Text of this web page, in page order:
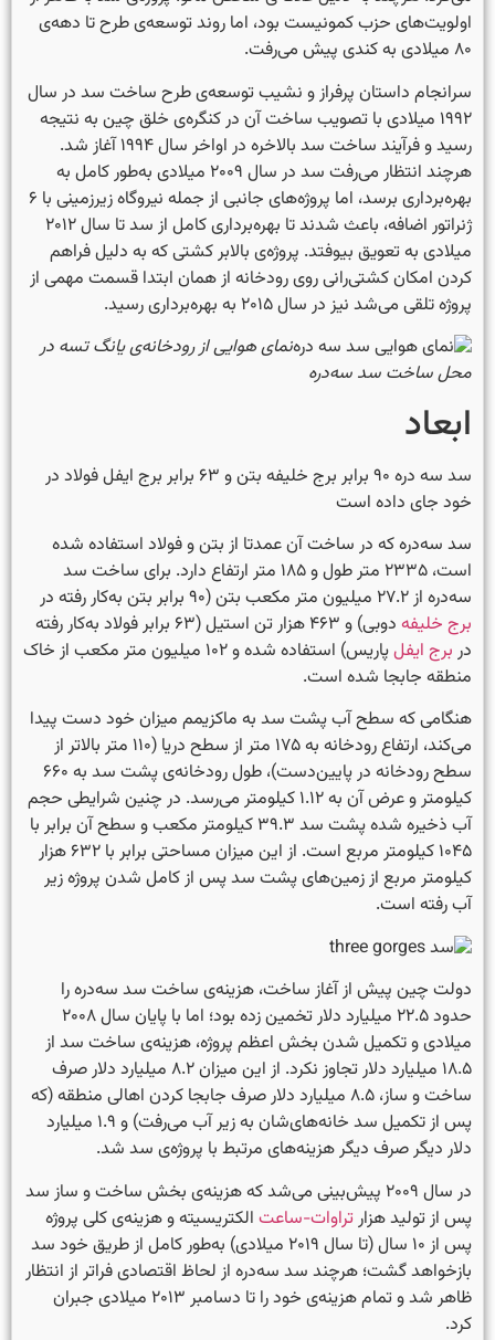
اولویت‌های حزب کمونیست بود، اما روند توسعه‌ی طرح تا دهه‌ی
۸۰ میلادی به کندی پیش می‌رفت.
سرانجام داستان پرفراز و نشیب توسعه‌ی طرح ساخت سد در سال
۱۹۹۲ میلادی با تصویب ساخت آن در کنگره‌ی خلق چین به نتیجه
رسید و فرآیند ساخت سد بالاخره در اواخر سال ۱۹۹۴ آغاز شد.
هرچند انتظار می‌رفت سد در سال ۲۰۰۹ میلادی به‌طور کامل به
بهره‌برداری برسد، اما پروژه‌های جانبی از جمله نیروگاه زیرزمینی با ۶
ژنراتور اضافه، باعث شدند تا بهره‌برداری کامل از سد تا سال ۲۰۱۲
میلادی به تعویق بیوفتد. پروژه‌ی بالابر کشتی که به دلیل فراهم
کردن امکان کشتی‌رانی روی رودخانه از همان ابتدا قسمت مهمی از
پروژه تلقی می‌شد نیز در سال ۲۰۱۵ به بهره‌برداری رسید.
نمای هوایی از رودخانه‌ی یانگ تسه در
محل ساخت سد سه‌دره
ابعاد
سد سه دره ۹۰ برابر برج خلیفه بتن و ۶۳ برابر برج ایفل فولاد در
خود جای داده است
سد سه‌دره که در ساخت آن عمدتا از بتن و فولاد استفاده شده
است، ۲۳۳۵ متر طول و ۱۸۵ متر ارتفاع دارد. برای ساخت سد
سه‌دره از ۲۷.۲ میلیون متر مکعب بتن (۹۰ برابر بتن به‌کار رفته در
برج خلیفه
دوبی) و ۴۶۳ هزار تن استیل (۶۳ برابر فولاد به‌کار رفته
در برج ایفل
پاریس) استفاده شده و ۱۰۲ میلیون متر مکعب از خاک
منطقه جابجا شده است.
هنگامی که سطح آب پشت سد به ماکزیمم میزان خود دست پیدا
می‌کند، ارتفاع رودخانه به ۱۷۵ متر از سطح دریا (۱۱۰ متر بالاتر از
سطح رودخانه در پایین‌دست)، طول رودخانه‌ی پشت سد به ۶۶۰
کیلومتر و عرض آن به ۱.۱۲ کیلومتر می‌رسد. در چنین شرایطی حجم
آب ذخیره شده پشت سد ۳۹.۳ کیلومتر مکعب و سطح آن برابر با
۱۰۴۵ کیلومتر مربع است. از این میزان مساحتی برابر با ۶۳۲ هزار
کیلومتر مربع از زمین‌های پشت سد پس از کامل شدن پروژه زیر
آب رفته است.
دولت چین پیش از آغاز ساخت، هزینه‌ی ساخت سد سه‌دره را
حدود ۲۲.۵ میلیارد دلار تخمین زده بود؛ اما با پایان سال ۲۰۰۸
میلادی و تکمیل شدن بخش اعظم پروژه، هزینه‌ی ساخت سد از
۱۸.۵ میلیارد دلار تجاوز نکرد. از این میزان ۸.۲ میلیارد دلار صرف
ساخت و ساز، ۸.۵ میلیارد دلار صرف جابجا کردن اهالی منطقه (که
پس از تکمیل سد خانه‌های‌شان به زیر آب می‌رفت) و ۱.۹ میلیارد
دلار دیگر صرف دیگر هزینه‌های مرتبط با پروژه‌ی سد شد.
در سال ۲۰۰۹ پیش‌بینی می‌شد که هزینه‌ی بخش ساخت و ساز سد
پس از تولید هزارتراوات-ساعت الکتریسیته و هزینه‌ی کلی پروژه
پس از ۱۰ سال (تا سال ۲۰۱۹ میلادی) به‌طور کامل از طریق خود سد
بازخواهد گشت؛ هرچند سد سه‌دره از لحاظ اقتصادی فراتر از انتظار
ظاهر شد و تمام هزینه‌ی خود را تا دسامبر ۲۰۱۳ میلادی جبران
کرد.